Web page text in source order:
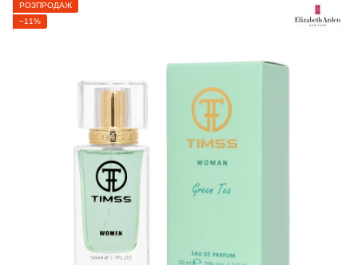
РОЗПРОДАЖ
−11%